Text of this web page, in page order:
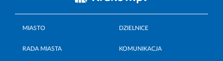
MIASTO DZIELNICE
RADA MIASTA KOMUNIKACJA